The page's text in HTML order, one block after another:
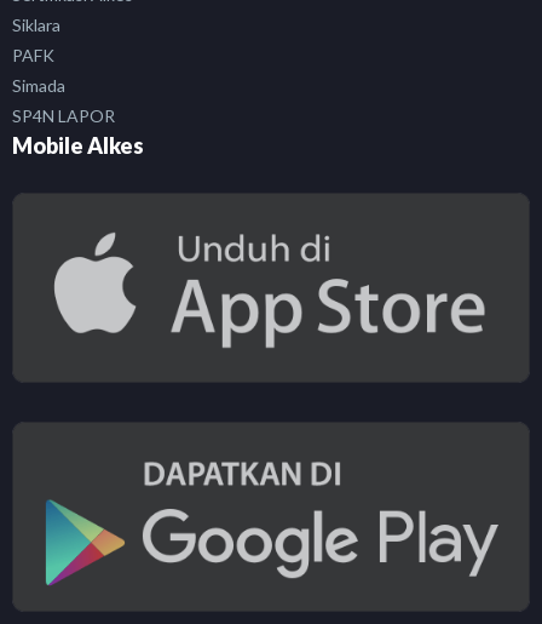
Siklara
PAFK
Simada
SP4N LAPOR
Mobile Alkes